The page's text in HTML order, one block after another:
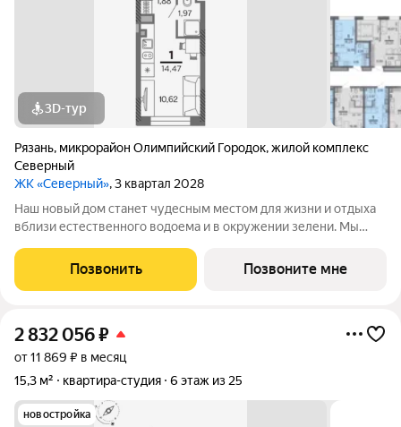
3D-тур
Рязань, микрорайон Олимпийский Городок,жилой комплекс
Северный
ЖК «Северный», 3 квартал 2028
Наш новый дом станет чудесным местом для жизни и отдыха
вблизи естественного водоема и в окружении зелени. Мы
небольших студий, в которых можно начать свою
студенческую самостоятельную жизнь до
Позвонить Позвоните мне
2 832 056₽
от 11 869 ₽ в месяц
15,3 м²
квартира-студия 6 этаж из 25
новостройка